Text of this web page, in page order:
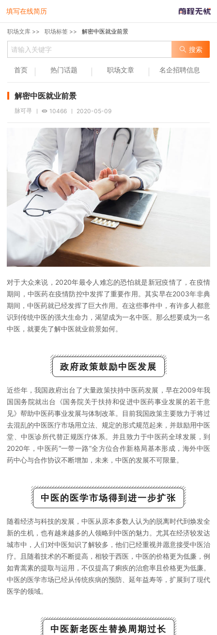
填写在线简历
职场文库 >> 职场标签 >> 解密中医就业前景
搜索
首页 热门话题 职场文章 名企招聘信息
解密中医就业前景
脉可寻 10466 2020-05-09
对于大众来说，2020年最令人难忘的恐怕就是新冠疫情了，在疫情
期间，中医药在疫情防控中发挥了重要作用。其实早在2003年非典
期间，中医药就已经发挥了巨大作用。在这些事件中，有许多人都意
识到传统中医的强大生命力，渴望成为一名中医。那么想要成为一名
中医，就要先了解中医就业前景如何。
政府政策鼓励中医发展
近些年，我国政府出台了大量政策扶持中医药发展，早在2009年我
国国务院就出台《国务院关于扶持和促进中医药事业发展的若干意
见》帮助中医药事业发展与体制改革。目前我国政策主要致力于将过
去混乱的中医医疗市场用立法、规定的形式规范起来，并鼓励用中医
堂、中医诊所代替正规医疗体系。并且致力于中医药全球发展，到
2020年，中医药“一带一路”全方位合作新格局基本形成，海外中医
药中心与合作协议不断增加，未来，中医的发展不可限量。
中医的医学市场得到进一步扩张
随着经济与科技的发展，中医从原本多数人认为的脱离时代到焕发全
新的生机，也有越来越多的人领略到中医的魅力。尤其在经济较发达
城市中，人们对中医知识了解较多，他们已经重视并愿意接受中医治
疗。且随着技术的不断提高，相较于西医，中医的价格更为低廉，例
如青蒿素的提取与运用，不仅提高了痢疾的治愈率且价格更为低廉。
中医的医学市场已经从传统疾病的预防、延年益寿等，扩展到了现代
医学的领域。
中医新老医生替换周期过长